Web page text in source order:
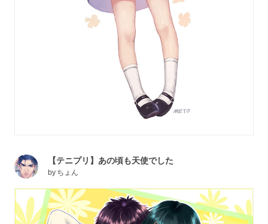
【テニプリ】あの頃も天使でした
by ちょん